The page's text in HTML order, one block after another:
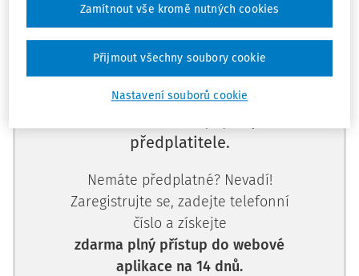
Máte předplatné? Přihlaste se.
předplatitele.
Nemáte předplatné? Nevadí!
Zaregistrujte se, zadejte telefonní
číslo a získejte
zdarma plný přístup do webové
aplikace na 14 dnů.
Nastavení souborů cookie
Zamítnout vše kromě nutných cookies
Přijmout všechny soubory cookie